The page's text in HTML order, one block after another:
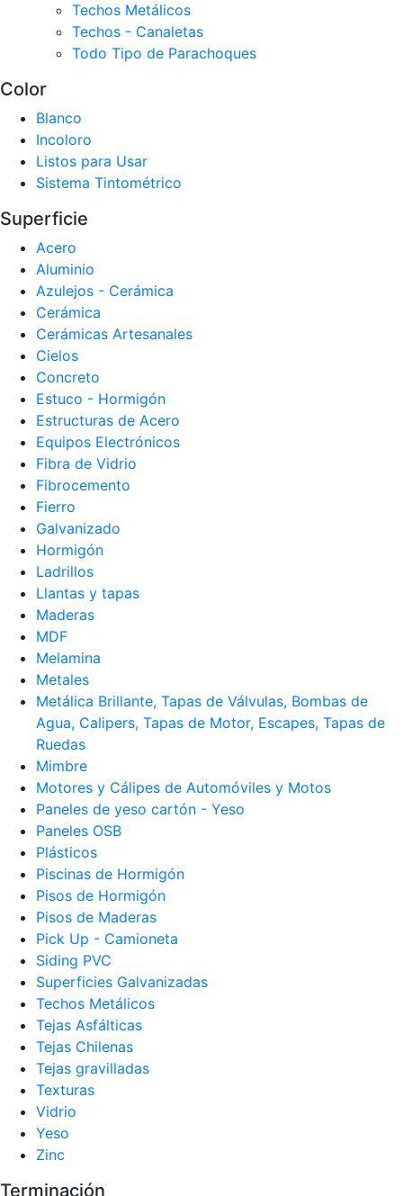
Techos Metálicos
Techos - Canaletas
Todo Tipo de Parachoques
Color
Blanco
Incoloro
Listos para Usar
Sistema Tintométrico
Superficie
Acero
Aluminio
Azulejos - Cerámica
Cerámica
Cerámicas Artesanales
Cielos
Concreto
Estuco - Hormigón
Estructuras de Acero
Equipos Electrónicos
Fibra de Vidrio
Fibrocemento
Fierro
Galvanizado
Hormigón
Ladrillos
Llantas y tapas
Maderas
MDF
Melamina
Metales
Metálica Brillante, Tapas de Válvulas, Bombas de
Agua, Calipers, Tapas de Motor, Escapes, Tapas de
Ruedas
Mimbre
Motores y Cálipes de Automóviles y Motos
Paneles de yeso cartón - Yeso
Paneles OSB
Plásticos
Piscinas de Hormigón
Pisos de Hormigón
Pisos de Maderas
Pick Up - Camioneta
Siding PVC
Superficies Galvanizadas
Techos Metálicos
Tejas Asfálticas
Tejas Chilenas
Tejas gravilladas
Texturas
Vidrio
Yeso
Zinc
Terminación